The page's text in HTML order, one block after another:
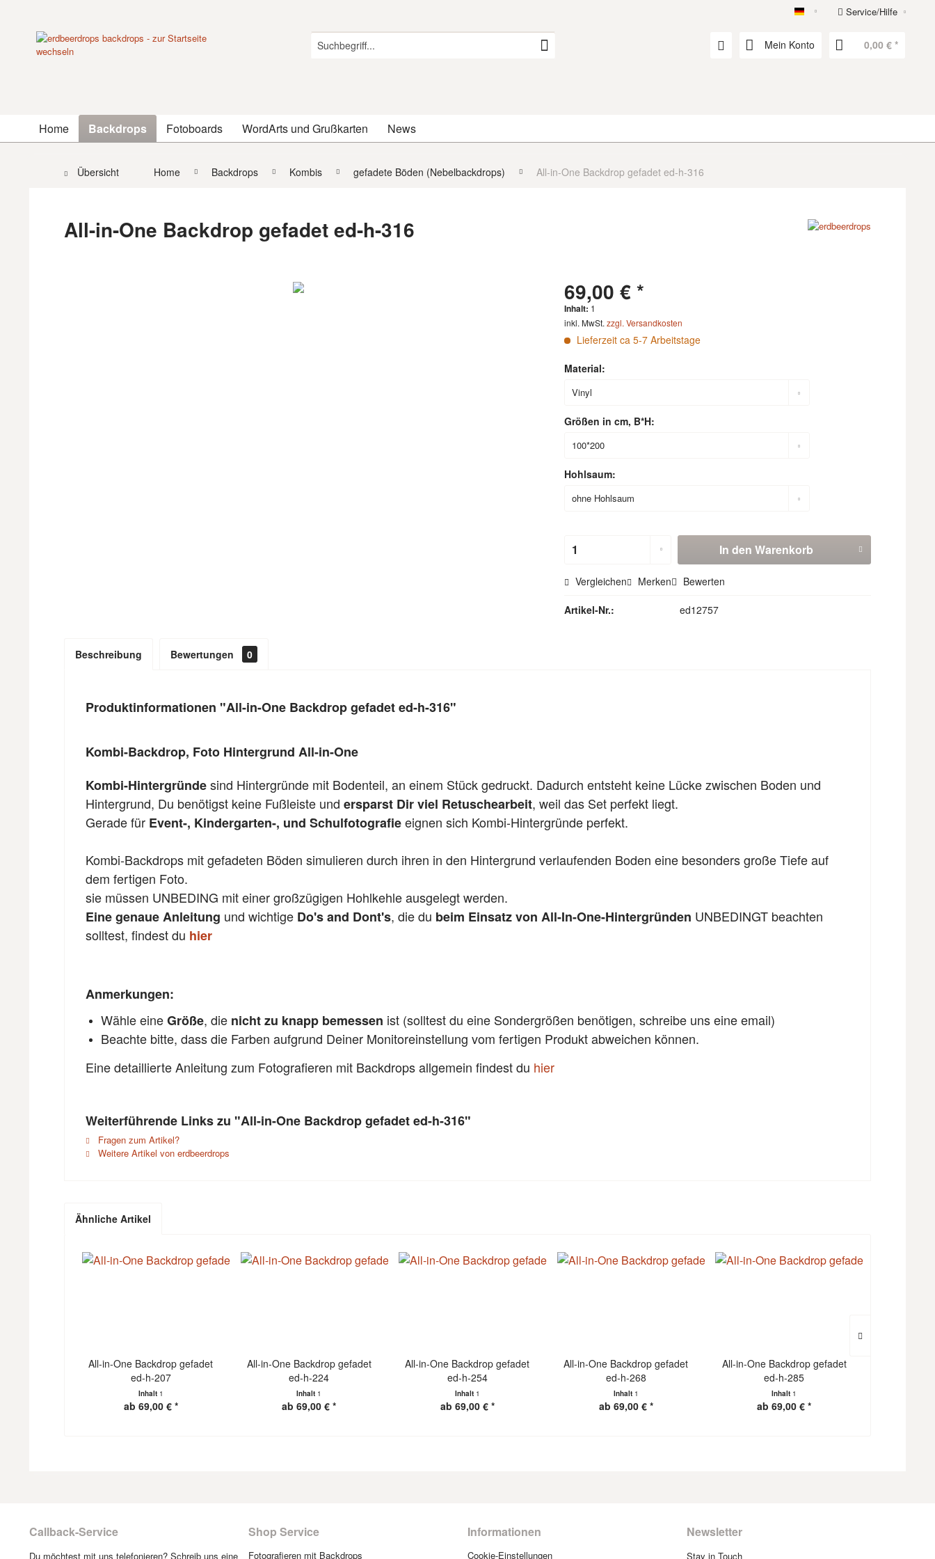
erdbeerdropsService/Hilfe
Mein Konto 0,00 € *
Home Backdrops Fotoboards WordArts und Grußkarten News
Übersicht Home Backdrops Kombis gefadete Böden (Nebelbackdrops) All-in-One Backdrop gefadet ed-h-316
All-in-One Backdrop gefadet ed-h-316
69,00 € *
Inhalt: 1
inkl. MwSt.zzgl. Versandkosten
Lieferzeit ca 5-7 Arbeitstage
Material:
Größen in cm, B*H:
Hohlsaum:
In den Warenkorb
Vergleichen Merken Bewerten
Artikel-Nr.: ed12757
Beschreibung Bewertungen 0
Produktinformationen "All-in-One Backdrop gefadet ed-h-316"
Kombi-Backdrop, Foto Hintergrund All-in-One
Kombi-Hintergründesind Hintergründe mit Bodenteil, an einem Stück gedruckt. Dadurch entsteht keine Lücke zwischen Boden und
Hintergrund, Du benötigst keine Fußleiste und ersparst Dir viel Retuschearbeit, weil das Set perfekt liegt.
Gerade für Event-, Kindergarten-, und Schulfotografieeignen sich Kombi-Hintergründe perfekt.
Kombi-Backdrops mit gefadeten Böden simulieren durch ihren in den Hintergrund verlaufenden Boden eine besonders große Tiefe auf
dem fertigen Foto.
sie müssen UNBEDING mit einer großzügigen Hohlkehle ausgelegt werden.
Eine genaue Anleitung und wichtige Do's and Dont's, die du beim Einsatz von All-In-One-Hintergründen UNBEDINGT beachten
solltest, findest du hier
Anmerkungen:
Wähle eineGröße, die nicht zu knapp bemessen ist (solltest du eine Sondergrößen benötigen, schreibe uns eine email)
Beachte bitte, dass die Farben aufgrund Deiner Monitoreinstellung vom fertigen Produkt abweichen können.
Eine detaillierte Anleitung zum Fotografieren mit Backdrops allgemein findest du hier
Weiterführende Links zu "All-in-One Backdrop gefadet ed-h-316"
Fragen zum Artikel?
Weitere Artikel von erdbeerdrops
Ähnliche Artikel
All-in-One Backdrop gefadet
ed-h-207
Inhalt 1
ab 69,00 € *
All-in-One Backdrop gefadet
ed-h-224
Inhalt 1
ab 69,00 € *
All-in-One Backdrop gefadet
ed-h-254
Inhalt 1
ab 69,00 € *
All-in-One Backdrop gefadet
ed-h-268
Inhalt 1
ab 69,00 € *
All-in-One Backdrop gefadet
ed-h-285
Inhalt 1
ab 69,00 € *
Callback-Service
Du möchtest mit uns telefonieren? Schreib uns eine
Shop Service
Fotografieren mit Backdrops
Informationen
Cookie-Einstellungen
Newsletter
Stay in Touch